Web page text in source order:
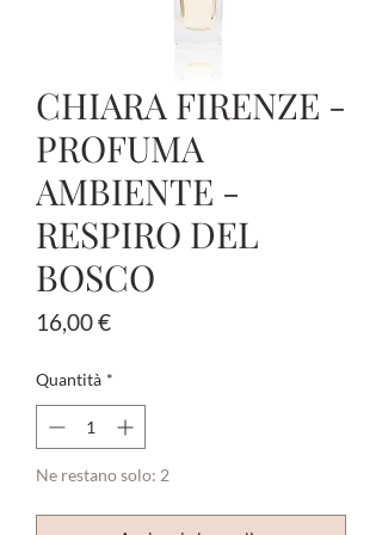
CHIARA FIRENZE -
PROFUMA
AMBIENTE -
RESPIRO DEL
BOSCO
16,00 €Prezzo
Quantità *
Ne restano solo: 2